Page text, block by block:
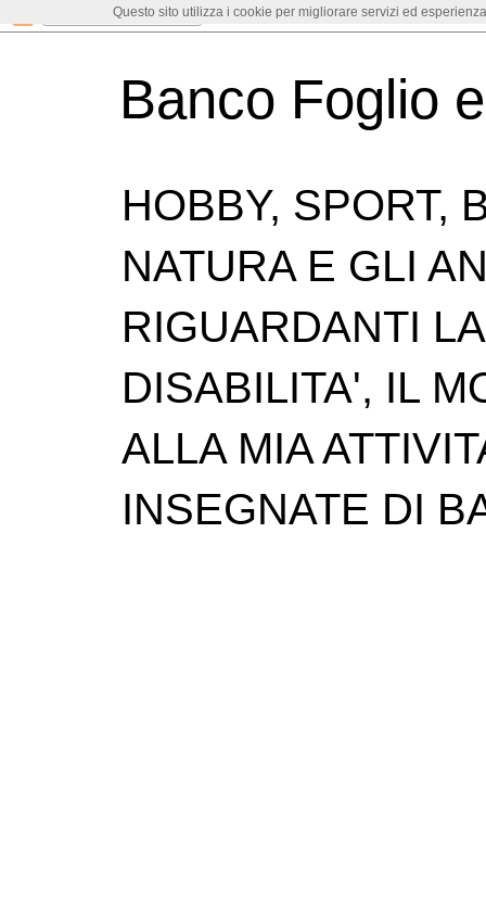
Banco Foglio
HOBBY, SPORT,
NATURA E GLI
RIGUARDANTI
DISABILITA', IL
ALLA MIA
INSEGNATE DI
Questo sito utilizza i cookie per migliorare servizi ed